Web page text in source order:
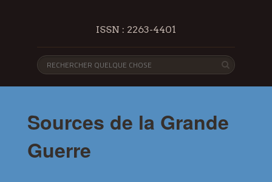
ISSN : 2263-4401
Sources de la Grande
Guerre